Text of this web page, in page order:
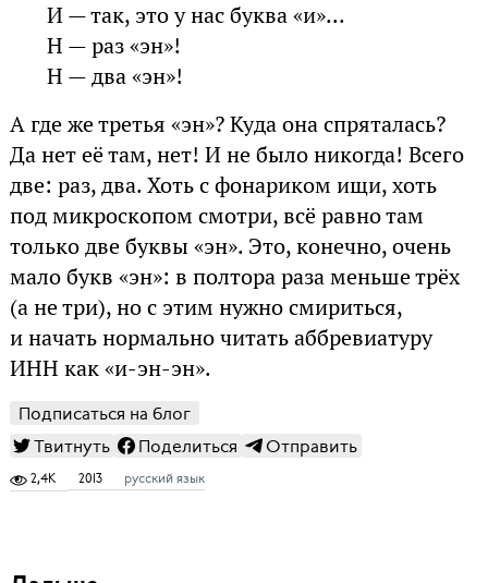
И — так, это у нас буква «и»...
Н — раз «эн»!
Н — два «эн»!
А где же третья «эн»? Куда она спряталась?
Да нет её там, нет! И не было никогда! Всего
две: раз, два. Хоть с фонариком ищи, хоть
под микроскопом смотри, всё равно там
только две буквы «эн». Это, конечно, очень
мало букв «эн»: в полтора раза меньше трёх
(а не три), но с этим нужно смириться,
и начать нормально читать аббревиатуру
ИНН как «и-эн-эн».
Подписаться на блог
Твитнуть
Поделиться Отправить
2,4K 2013 русский язык